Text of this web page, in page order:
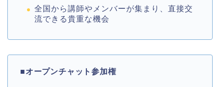
全国から講師やメンバーが集まり、直接交
流できる貴重な機会
■オープンチャット参加権